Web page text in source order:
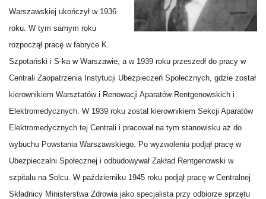
Warszawskiej ukończył w 1936
roku. W tym samym roku
rozpoczął pracę w fabryce K.
Szpotański i S-ka w Warszawie, a w 1939 roku przeszedł do pracy w
Centrali Zaopatrzenia Instytucji Ubezpieczeń Społecznych, gdzie został
kierownikiem Warsztatów i Renowacji Aparatów Rentgenowskich i
Elektromedycznych. W 1939 roku został kierownikiem Sekcji Aparatów
Elektromedycznych tej Centrali i pracował na tym stanowisku aż do
wybuchu Powstania Warszawskiego. Po wyzwoleniu podjął pracę w
Ubezpieczalni Społecznej i odbudowywał Zakład Rentgenowski w
szpitalu na Solcu. W październiku 1945 roku podjął pracę w Centralnej
Składnicy Ministerstwa Zdrowia jako specjalista przy odbiorze sprzętu